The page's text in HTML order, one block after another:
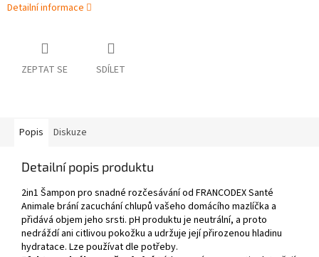
Detailní informace
ZEPTAT SE SDÍLET
Popis Diskuze
Detailní popis produktu
2in1 Šampon pro snadné rozčesávání od FRANCODEX Santé
Animale brání zacuchání chlupů vašeho domácího mazlíčka a
přidává objem jeho srsti. pH produktu je neutrální, a proto
nedráždí ani citlivou pokožku a udržuje její přirozenou hladinu
hydratace. Lze používat dle potřeby.